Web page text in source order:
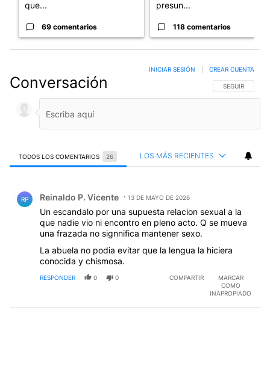
que...
69 comentarios
presun...
118 comentarios
Conversación SIGA ESTA
SEGUIR
INICIAR SESIÓN CREAR CUENTA
TODOS LOS COMENTARIOS 26 LOS MÁS RECIENTES
RP Reinaldo P. Vicente 13 DE MAYO DE 2026
Un escandalo por una supuesta relacion sexual a la
que nadie vio ni encontro en pleno acto. Q se mueva
una frazada no signnifica mantener sexo.
La abuela no podia evitar que la lengua la hiciera
conocida y chismosa.
RESPONDER 0 0 COMPARTIR
MARCAR
COMO
INAPROPIADO